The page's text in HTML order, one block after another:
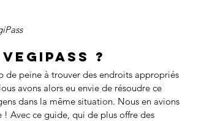
?
de peine à trouver des endroits appropriés
avons alors eu envie de résoudre ce
dans la même situation. Nous en avions
Avec ce guide, qui de plus offre des